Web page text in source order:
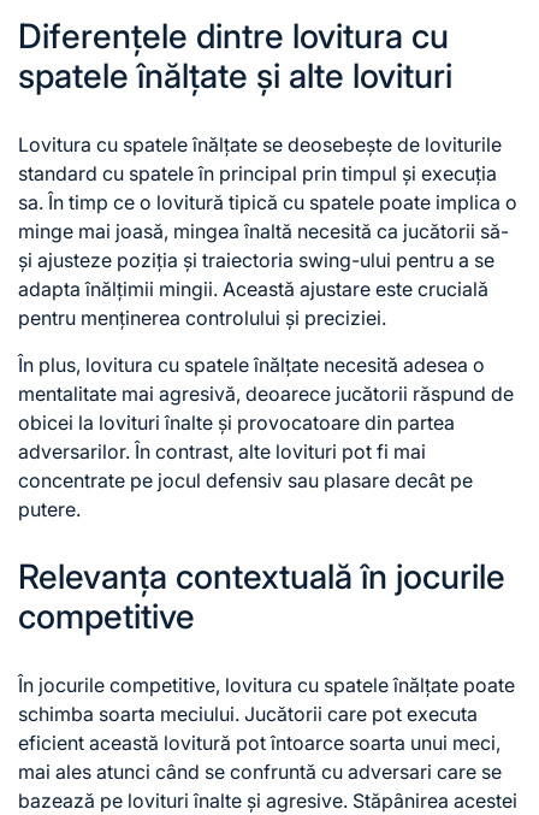
Diferențele dintre lovitura cu
spatele înălțate și alte lovituri
Lovitura cu spatele înălțate se deosebește de loviturile
standard cu spatele în principal prin timpul și execuția
sa. În timp ce o lovitură tipică cu spatele poate implica o
minge mai joasă, mingea înaltă necesită ca jucătorii să-
și ajusteze poziția și traiectoria swing-ului pentru a se
adapta înălțimii mingii. Această ajustare este crucială
pentru menținerea controlului și preciziei.
În plus, lovitura cu spatele înălțate necesită adesea o
mentalitate mai agresivă, deoarece jucătorii răspund de
obicei la lovituri înalte și provocatoare din partea
adversarilor. În contrast, alte lovituri pot fi mai
concentrate pe jocul defensiv sau plasare decât pe
putere.
Relevanța contextuală în jocurile
competitive
În jocurile competitive, lovitura cu spatele înălțate poate
schimba soarta meciului. Jucătorii care pot executa
eficient această lovitură pot întoarce soarta unui meci,
mai ales atunci când se confruntă cu adversari care se
bazează pe lovituri înalte și agresive. Stăpânirea acestei